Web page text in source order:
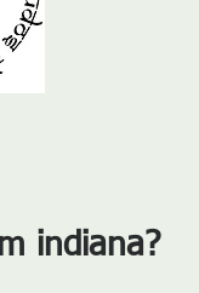
indiana?